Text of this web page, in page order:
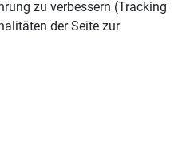
zu verbessern (Tracking
der Seite zur